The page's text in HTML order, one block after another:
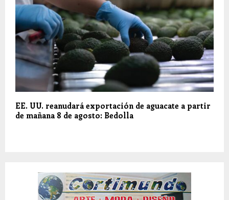
EE. UU. reanudará exportación de aguacate a partir
de mañana 8 de agosto: Bedolla